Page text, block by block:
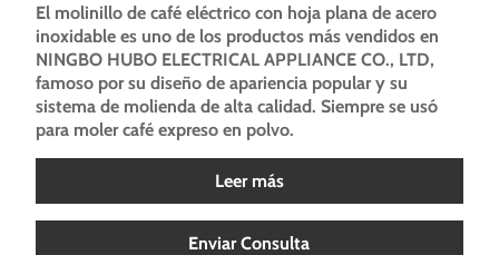
El molinillo de café eléctrico con hoja plana de acero
inoxidable es uno de los productos más vendidos en
NINGBO HUBO ELECTRICAL APPLIANCE CO., LTD,
famoso por su diseño de apariencia popular y su
sistema de molienda de alta calidad. Siempre se usó
para moler café expreso en polvo.
Leer más
Enviar Consulta